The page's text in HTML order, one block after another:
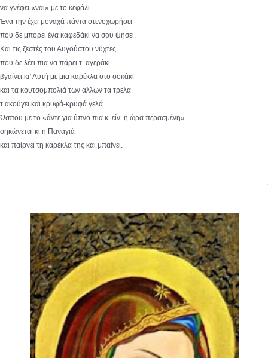
να γνέφει «ναι» με το κεφάλι.
Ένα την έχει μοναχά πάντα στενοχωρήσει
που δε μπορεί ένα καφεδάκι να σου ψήσει.
Και τις ζεστές του Αυγούστου νύχτες
που δε λέει πια να πάρει τ’ αγεράκι
βγαίνει κι’ Αυτή με μια καρέκλα στο σοκάκι
και τα κουτσομπολιά των άλλων τα τρελά
τ ακούγει και κρυφά-κρυφά γελά.
Ώσπου με το «άντε για ύπνο πια κ’ είν’ η ώρα περασμένη»
σηκώνεται κι η Παναγιά
και παίρνει τη καρέκλα της και μπαίνει.
.